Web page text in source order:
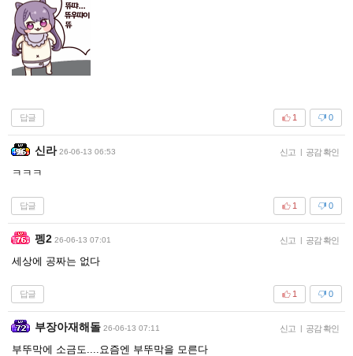
답글 0
1
신라 26-06-13 06:53 신고 | 공감 확인
ㅋㅋㅋ
답글 0
1
펭2 26-06-13 07:01 신고 | 공감 확인
세상에 공짜는 없다
답글 0
1
부장아재해돌 26-06-13 07:11 신고 | 공감 확인
부뚜막에 소금도....요즘엔 부뚜막을 모른다